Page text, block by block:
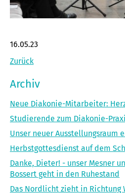
16.05.23
Zurück
Archiv
Neue Diakonie-Mitarbeiter:
Studierende zum Diakonie-
Unser neuer Ausstellungsraum
Herbstgottesdienst auf dem
Danke, Dieter! - unser Mesner
Bossert geht in den Ruhestand
Das Nordlicht zieht in Richtung